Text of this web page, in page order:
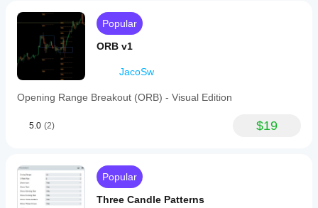
Popular
ORB v1
JacoSw
Opening Range Breakout (ORB) - Visual Edition
5.0 (2) $19
Popular
Three Candle Patterns